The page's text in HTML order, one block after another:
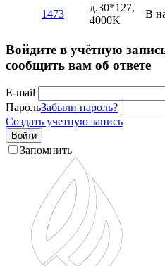
1473
д.30*127,
4000K
В
Войдите в учётную
сообщить вам об ответе
E-mail
ПарольЗабыли пароль?
Создать учетную запись
Войти
Запомнить